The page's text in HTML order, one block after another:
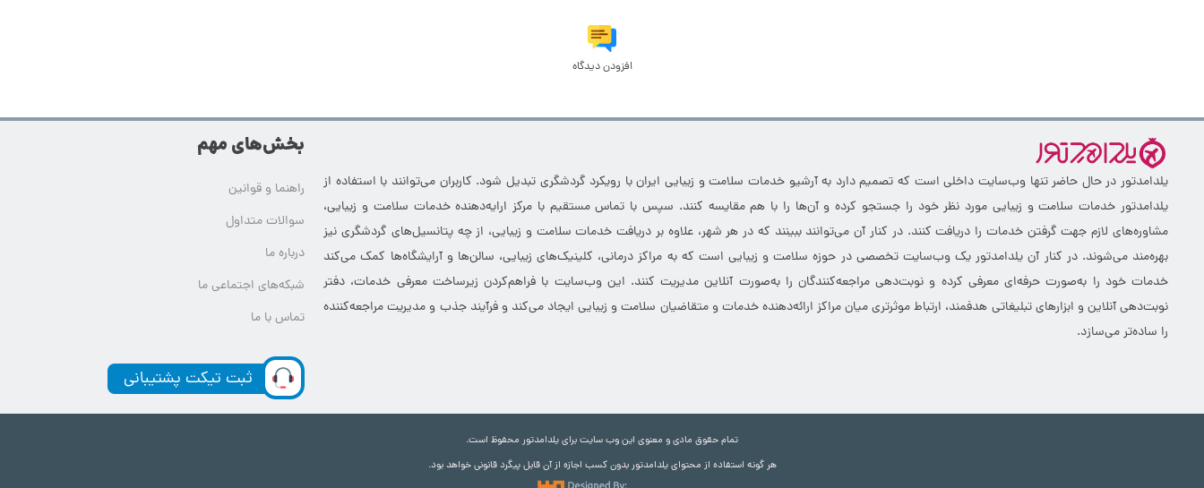
افزودن دیدگاه
یلدامدتور در حال حاضر تنها وب‌سایت داخلی است که تصمیم دارد به آرشیو خدمات سلامت و زیبایی ایران با رویکرد گردشگری تبدیل شود. کاربران می‌توانند با استفاده از
یلدامدتور خدمات سلامت و زیبایی مورد نظر خود را جستجو کرده و آن‌ها را با هم مقایسه کنند. سپس با تماس مستقیم با مرکز ارایه‌دهنده خدمات سلامت و زیبایی،
مشاوره‌های لازم جهت گرفتن خدمات را دریافت کنند. در کنار آن می‌توانند ببینند که در هر شهر، علاوه بر دریافت خدمات سلامت و زیبایی، از چه پتانسیل‌های گردشگری نیز
بهره‌مند می‌شوند. در کنار آن یلدامدتور یک وب‌سایت تخصصی در حوزه سلامت و زیبایی است که به مراکز درمانی، کلینیک‌های زیبایی، سالن‌ها و آرایشگاه‌ها کمک می‌کند
خدمات خود را به‌صورت حرفه‌ای معرفی کرده و نوبت‌دهی مراجعه‌کنندگان را به‌صورت آنلاین مدیریت کنند. این وب‌سایت با فراهم‌کردن زیرساخت معرفی خدمات، دفتر
نوبت‌دهی آنلاین و ابزارهای تبلیغاتی هدفمند، ارتباط موثرتری میان مراکز ارائه‌دهنده خدمات و متقاضیان سلامت و زیبایی ایجاد می‌کند و فرآیند جذب و مدیریت مراجعه‌کننده
را ساده‌تر می‌سازد.
بخش‌های مهم
راهنما و قوانین
سوالات متداول
درباره ما
شبکه‌های اجتماعی ما
تماس با ما
ثبت تیکت پشتیبانی
تمام حقوق مادی و معنوی این وب سایت برای یلدامدتور محفوظ است.
هر گونه استفاده از محتوای یلدامدتور بدون کسب اجازه از آن قابل پیگرد قانونی خواهد بود.